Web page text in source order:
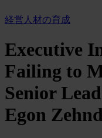
経営人材の育成
Executive
Failing to
Senior
Egon